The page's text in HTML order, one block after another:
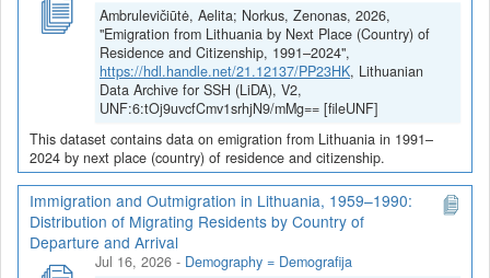
Ambrulevičiūtė, Aelita; Norkus, Zenonas, 2026,
"Emigration from Lithuania by Next Place (Country) of
Residence and Citizenship, 1991–2024",
https://hdl.handle.net/21.12137/PP23HK, Lithuanian
Data Archive for SSH (LiDA), V2,
UNF:6:tOj9uvcfCmv1srhjN9/mMg== [fileUNF]
This dataset contains data on emigration from Lithuania in 1991–
2024 by next place (country) of residence and citizenship.
Immigration and Outmigration in Lithuania, 1959–1990:
Distribution of Migrating Residents by Country of
Departure and Arrival
Jul 16, 2026 - Demography = Demografija